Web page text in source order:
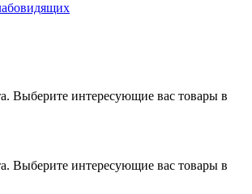
Выберите интересующие вас товары в
Выберите интересующие вас товары в